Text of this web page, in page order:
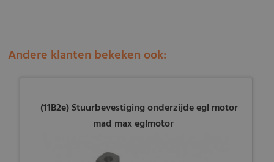
Andere klanten bekeken ook:
(11B2e) Stuurbevestiging onderzijde egl motor
mad max eglmotor